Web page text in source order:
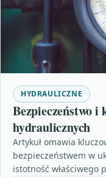
HYDRAULICZNE
Bezpieczeństwo i
hydraulicznych
Artykuł omawia
bezpieczeństwem w
istotność właściwego